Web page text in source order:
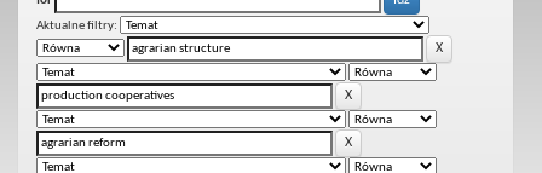
Aktualne filtry: